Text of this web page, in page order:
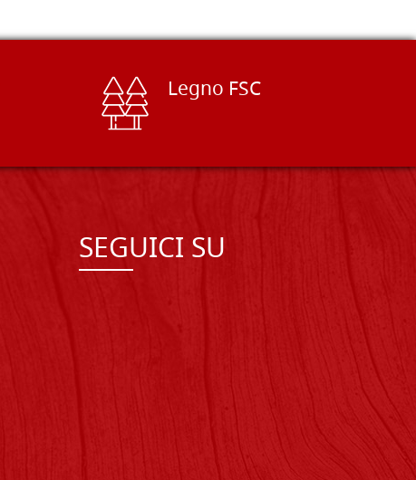
Legno FSC
SEGUICI SU